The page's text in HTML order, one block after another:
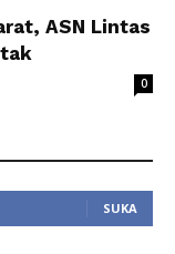
ASN Lintas
0
SUKA